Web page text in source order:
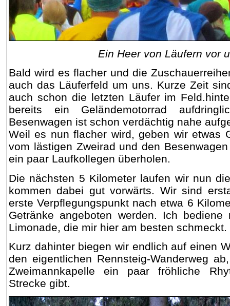
Ein Heer von Läufern vor
Bald wird es flacher und die
auch das Läuferfeld um uns. Kurze Zeit
auch schon die letzten Läufer im
bereits ein Geländemotorrad
Besenwagen ist schon verdächtig nahe
Weil es nun flacher wird, geben wir etwas
vom lästigen Zweirad und den
ein paar Laufkollegen überholen.
Die nächsten 5 Kilometer laufen wir nun
kommen dabei gut vorwärts. Wir sind
erste Verpflegungspunkt nach etwa 6
Getränke angeboten werden. Ich
Limonade, die mir hier am besten schmeckt.
Kurz dahinter biegen wir endlich auf einen
den eigentlichen Rennsteig-Wanderweg
Zweimannkapelle ein paar fröhliche
Strecke gibt.